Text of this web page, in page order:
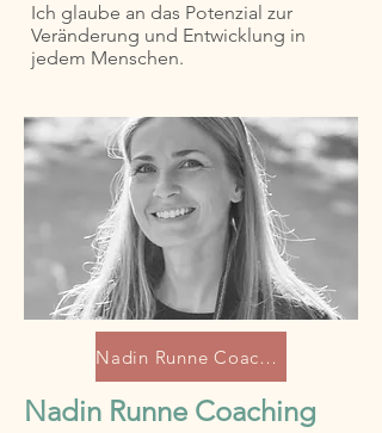
Ich glaube an das Potenzial zur
Veränderung und Entwicklung in
jedem Menschen.
Nadin Runne Coaching
Nadin Runne Coaching